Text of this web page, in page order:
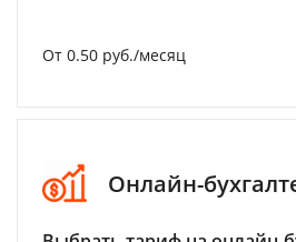
От 0.50 руб./месяц
Онлайн-